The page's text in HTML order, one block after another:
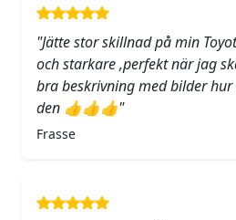
"Jätte stor skillnad på min
och starkare ,perfekt när jag
bra beskrivning med bilder
den 👍👍👍"
Frasse